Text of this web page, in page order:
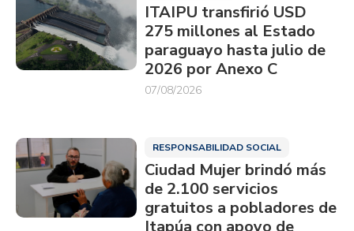
ITAIPU transfirió USD
275 millones al Estado
paraguayo hasta julio de
2026 por Anexo C
07/08/2026
RESPONSABILIDAD SOCIAL
Ciudad Mujer brindó más
de 2.100 servicios
gratuitos a pobladores de
Itapúa con apoyo de